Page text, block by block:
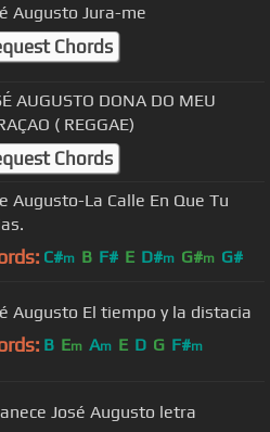
José Augusto Jura-me
Chords
DONA DO MEU
( REGGAE)
Chords
Augusto-La Calle En Que Tu
C#m B F# E D#m G#m G#
Augusto El tiempo y la distacia
B Em Am E D G F#m
José Augusto letra